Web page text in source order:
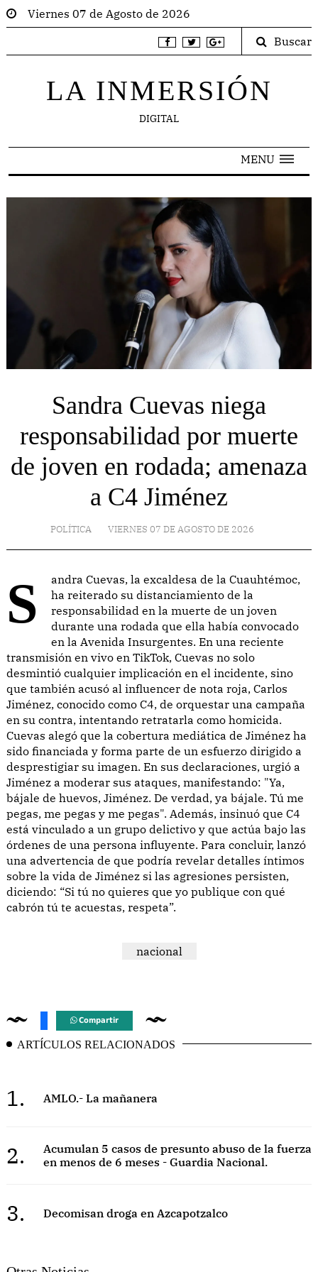
Viernes 07 de Agosto de 2026
Buscar
LA INMERSIÓN
DIGITAL
MENU
Sandra Cuevas niega
responsabilidad por muerte
de joven en rodada; amenaza
a C4 Jiménez
POLÍTICA VIERNES 07 DE AGOSTO DE 2026
Sandra Cuevas, la excaldesa de la Cuauhtémoc,
ha reiterado su distanciamiento de la
responsabilidad en la muerte de un joven
durante una rodada que ella había convocado
en la Avenida Insurgentes. En una reciente
transmisión en vivo en TikTok, Cuevas no solo
desmintió cualquier implicación en el incidente, sino
que también acusó al influencer de nota roja, Carlos
Jiménez, conocido como C4, de orquestar una campaña
en su contra, intentando retratarla como homicida.
Cuevas alegó que la cobertura mediática de Jiménez ha
sido financiada y forma parte de un esfuerzo dirigido a
desprestigiar su imagen. En sus declaraciones, urgió a
Jiménez a moderar sus ataques, manifestando: "Ya,
bájale de huevos, Jiménez. De verdad, ya bájale. Tú me
pegas, me pegas y me pegas". Además, insinuó que C4
está vinculado a un grupo delictivo y que actúa bajo las
órdenes de una persona influyente. Para concluir, lanzó
una advertencia de que podría revelar detalles íntimos
sobre la vida de Jiménez si las agresiones persisten,
diciendo: “Si tú no quieres que yo publique con qué
cabrón tú te acuestas, respeta”.
nacional
Compartir
ARTÍCULOS RELACIONADOS
1. AMLO.- La mañanera
2.
Acumulan 5 casos de presunto abuso de la fuerza
en menos de 6 meses - Guardia Nacional.
3. Decomisan droga en Azcapotzalco